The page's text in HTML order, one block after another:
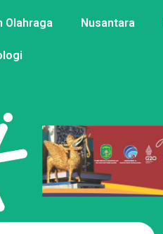
Olahraga Nusantara